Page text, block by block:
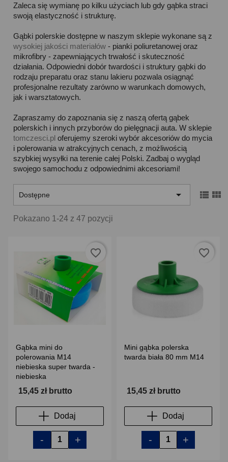
Zaleca się wymianę po kilku użyciach lub gdy gąbka straci
swoją elastyczność i strukturę.
Gąbki polerskie dostępne w naszym sklepie wykonane są z
wysokiej jakości materiałów - pianki poliuretanowej oraz
mikrofibry - zapewniających trwałość i skuteczność
działania. Odpowiedni dobór twardości i struktury gąbki do
rodzaju preparatu oraz stanu lakieru pozwala osiągnąć
profesjonalne rezultaty zarówno w warunkach domowych,
jak i warsztatowych.
Zapraszamy do zapoznania się z naszą ofertą gąbek
polerskich i innych przyborów do pielęgnacji auta. W sklepie
tomczesci.pl oferujemy szeroki wybór akcesoriów do mycia
i polerowania w atrakcyjnych cenach, z możliwością
szybkiej wysyłki na terenie całej Polski. Zadbaj o wygląd
swojego samochodu z odpowiednimi akcesoriami!
Dostępne   
Pokazano 1-24 z 47 pozycji
Gąbka mini do
polerowania M14
niebieska super twarda -
niebieska
15,45 zł brutto
Dodaj
- +
favorite_border
Mini gąbka polerska
twarda biała 80 mm M14
15,45 zł brutto
Dodaj
- +
favorite_border